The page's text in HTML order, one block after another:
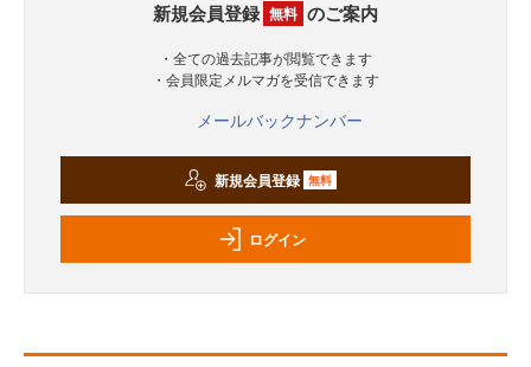
新規会員登録 無料 のご案内
・全ての過去記事が閲覧できます
・会員限定メルマガを受信できます
メールバックナンバー
新規会員登録 無料
ログイン